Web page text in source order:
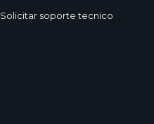
Solicitar soporte tecnico